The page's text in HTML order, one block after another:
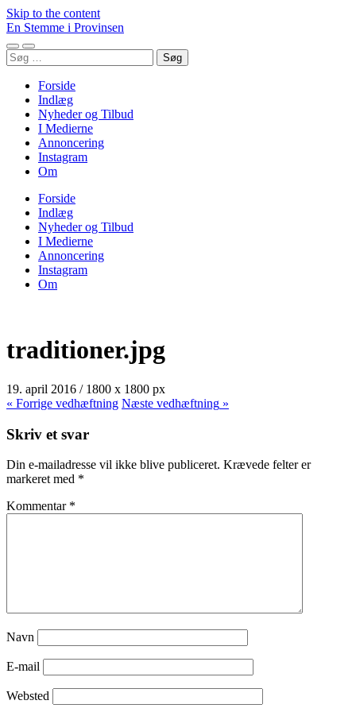
Skip to the content
En Stemme i Provinsen
Toggle
mobile
Toggle
search
Søg
efter:
Forside
Indlæg
Nyheder og Tilbud
I Medierne
Annoncering
Instagram
Om
Forside
Indlæg
Nyheder og Tilbud
I Medierne
Annoncering
Instagram
Om
traditioner.jpg
19. april 2016 / 1800 x 1800 px
« Forrige vedhæftning Næste vedhæftning »
Skriv et svar
Din e-mailadresse vil ikke blive publiceret. Krævede felter er
markeret med *
Kommentar *
Navn
E-mail
Websted